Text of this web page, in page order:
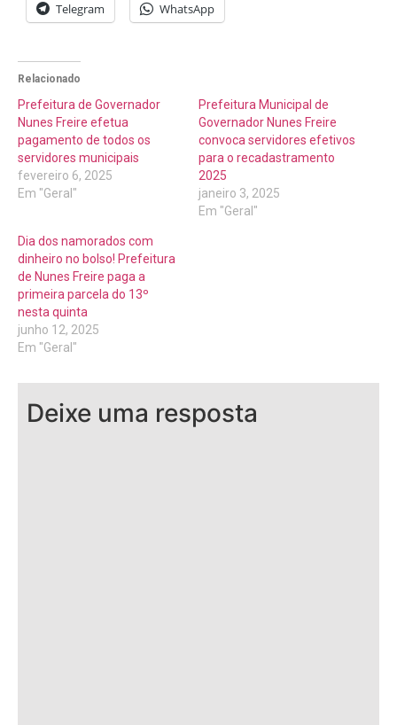
Telegram WhatsApp
Relacionado
Prefeitura de Governador
Nunes Freire efetua
pagamento de todos os
servidores municipais
fevereiro 6, 2025
Em "Geral"
Prefeitura Municipal de
Governador Nunes Freire
convoca servidores efetivos
para o recadastramento
2025
janeiro 3, 2025
Em "Geral"
Dia dos namorados com
dinheiro no bolso! Prefeitura
de Nunes Freire paga a
primeira parcela do 13º
nesta quinta
junho 12, 2025
Em "Geral"
Deixe uma resposta